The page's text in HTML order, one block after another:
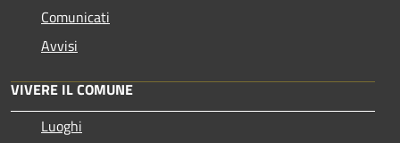
Comunicati
Avvisi
VIVERE IL COMUNE
Luoghi